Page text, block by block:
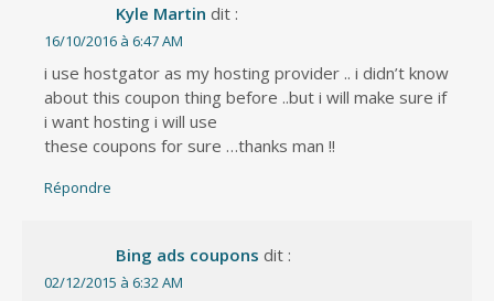
Kyle Martin dit :
16/10/2016 à 6:47 AM
i use hostgator as my hosting provider .. i didn’t know
about this coupon thing before ..but i will make sure if
i want hosting i will use
these coupons for sure …thanks man !!
Répondre
Bing ads coupons dit :
02/12/2015 à 6:32 AM